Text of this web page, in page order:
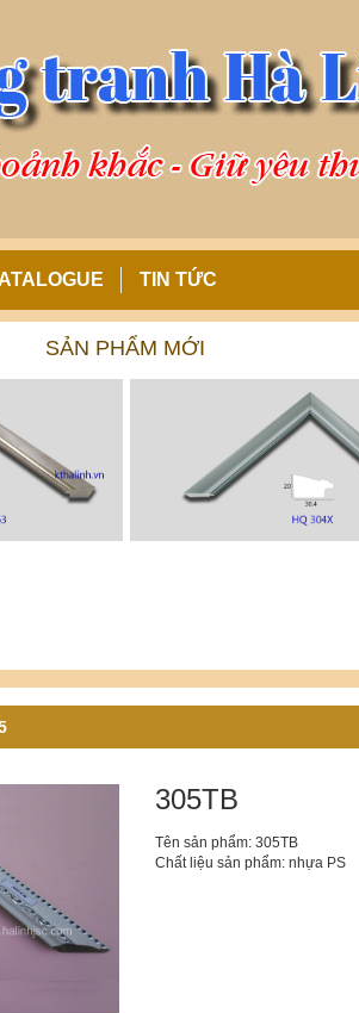
TIN TỨC
SẢN PHẨM MỚI
305TB
Tên sản phẩm: 305TB
Chất liệu sản phẩm: nhựa PS